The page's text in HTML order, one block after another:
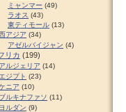
ミャンマー (49)
ラオス (43)
東ティモール (13)
アジア (34)
アゼルバイジャン (4)
リカ (199)
アルジェリア (14)
エジプト (23)
ニア (10)
ブルキナファソ (11)
ヨルダン (9)